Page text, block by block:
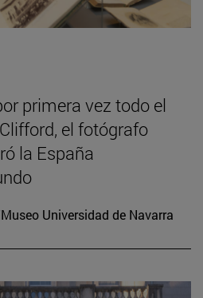
primera vez todo el
el fotógrafo
la España
Universidad de Navarra